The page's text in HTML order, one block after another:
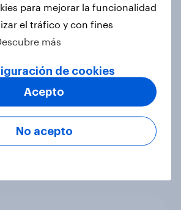
Brand Mover
Snacks,
& Chocolates brand
para mejorar la funcionalidad
el tráfico y con fines
más
de cookies
No acepto
Acepto